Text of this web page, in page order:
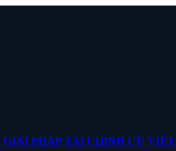
GIẢI PHÁP TÀI CHÍNH ƯU VIỆT